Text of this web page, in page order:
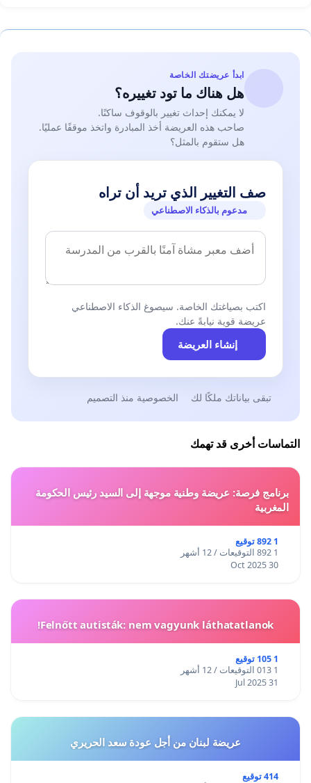
ابدأ عريضتك الخاصة
هل هناك ما تود تغييره؟
لا يمكنك إحداث تغيير بالوقوف ساكنًا.
صاحب هذه العريضة أخذ المبادرة واتخذ موقفًا عمليًا.
هل ستقوم بالمثل؟
صف التغيير الذي تريد أن تراه
مدعوم بالذكاء الاصطناعي
اكتب بصياغتك الخاصة. سيصوغ الذكاء الاصطناعي
عريضة قوية نيابةً عنك.
إنشاء العريضة
تبقى بياناتك ملكًا لك الخصوصية منذ التصميم
التماسات أخرى قد تهمك
برنامج فرصة: عريضة وطنية موجهة إلى السيد رئيس الحكومة
المغربية
1 892 توقيع
1 892 التوقيعات / 12 أشهر
30 Oct 2025
Felnőtt autisták: nem vagyunk láthatatlanok!
1 105 توقيع
1 013 التوقيعات / 12 أشهر
31 Jul 2025
عريضة لبنان من أجل عودة سعد الحريري
414 توقيع